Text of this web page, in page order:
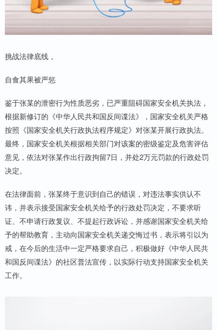
挑战法律底线，
自食其果被严惩
鉴于张某的泄密行为性质恶劣，已严重阻碍国家安全机关执法，
根据新修订的《中华人民共和国反间谍法》，国家安全机关严格
按照《国家安全机关行政执法程序规定》对张某开展行政执法。
最终，国家安全机关根据相关部门对该案的密级鉴定及危害评估
意见，依法对张某作出行政拘留7日，并处2万元罚款的行政处罚
决定。
在法律面前，张某终于意识到自己的错误，对违法事实供认不
讳，并表示接受国家安全机关给予的行政处罚决定，不要求听
证、不申请行政复议、不提起行政诉讼，并感谢国家安全机关给
予的帮助教育，主动向国家安全机关递交悔过书，表示将引以为
戒，在今后的生活中一定严格要求自己，积极做好《中华人民共
和国反间谍法》的社区普法宣传，以实际行动支持国家安全机关
工作。